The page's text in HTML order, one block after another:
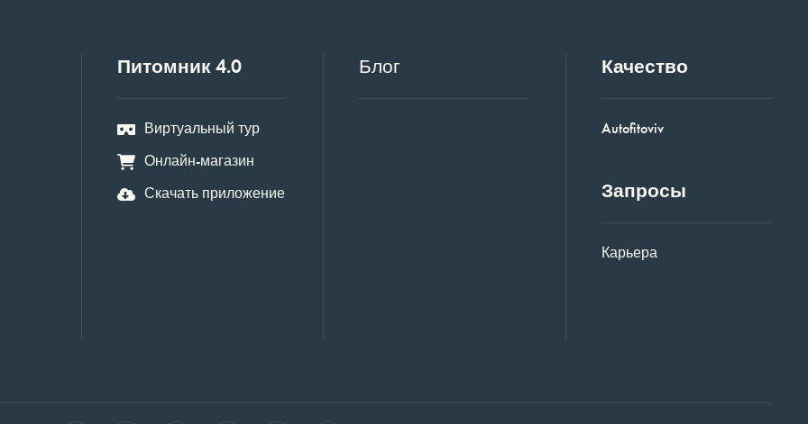
Питомник 4.0
Виртуальный тур
Онлайн-магазин
Скачать приложение
Блог Качество
Autofitoviv
Запросы
Карьера